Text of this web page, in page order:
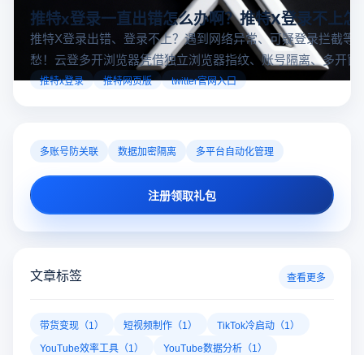
推特x登录一直出错怎么办啊？推特X登录不上怎
推特X登录出错、登录不上？遇到网络异常、可疑登录拦截等
愁！云登多开浏览器凭借独立浏览器指纹、账号隔离、多开窗
对性解决登录难题，让推特X登录更稳定安全～
推特x登录 推特网页版 twitter官网入口
多账号防关联 数据加密隔离 多平台自动化管理
注册领取礼包
文章标签 查看更多
带货变现（1） 短视频制作（1）
TikTok冷启动（1）
YouTube效率工具（1）
YouTube数据分析（1）